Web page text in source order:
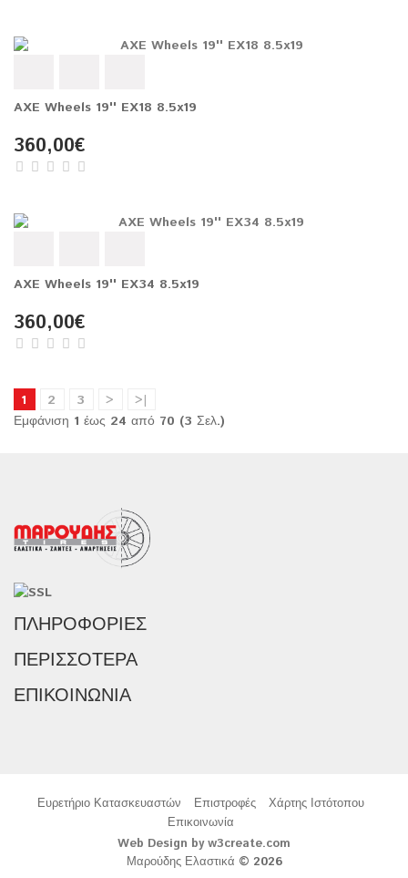
AXE Wheels 19'' EX18 8.5x19
360,00€
AXE Wheels 19'' EX34 8.5x19
360,00€
1 2 3 >
>|
Εμφάνιση 1 έως 24 από 70 (3 Σελ.)
ΠΛΗΡΟΦΟΡΊΕΣ
ΠΕΡΙΣΣΌΤΕΡΑ
ΕΠΙΚΟΙΝΩΝΊΑ
Ευρετήριο Κατασκευαστών Επιστροφές
Χάρτης Ιστότοπου
Επικοινωνία
Web Design by w3create.com
Μαρούδης Ελαστικά © 2026